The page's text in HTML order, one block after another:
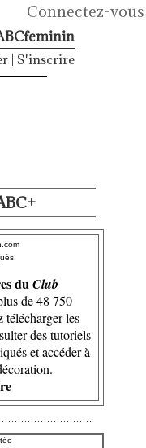
Connectez-vous
S'inscrire
duClub
de 48 750
les
des tutoriels
et accéder à